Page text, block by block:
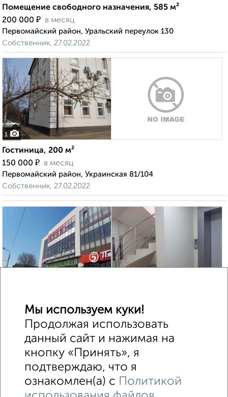
Помещение свободного назначения, 585 м²
200 000 ₽ в месяц
Первомайский район, Уральский переулок 130
Собственник, 27.02.2022
1
Гостиница, 200 м²
150 000 ₽ в месяц
Первомайский район, Украинская 81/104
Собственник, 27.02.2022
200 000₽ в месяц
Железнодорожный район, мкр. Западный, проспект Стачки
Агентство, 14.07.2023
Похожие объявления:
Мы используем куки!
Продолжая использовать
данный сайт и нажимая на
кнопку «Принять», я
подтверждаю, что я
ознакомлен(а) с
Политикой